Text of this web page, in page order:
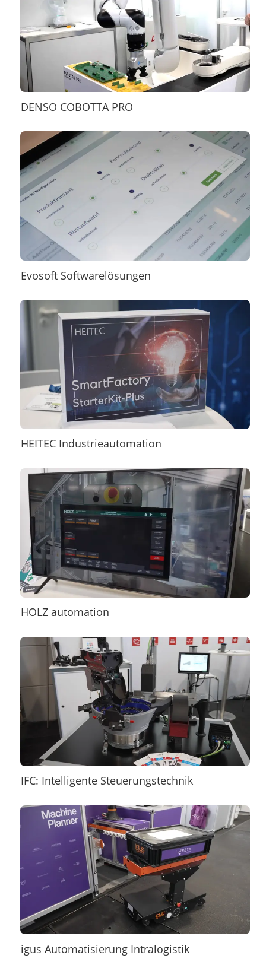
DENSO COBOTTA PRO
Evosoft Softwarelösungen
HEITEC Industrieautomation
HOLZ automation
IFC: Intelligente Steuerungstechnik
igus Automatisierung Intralogistik